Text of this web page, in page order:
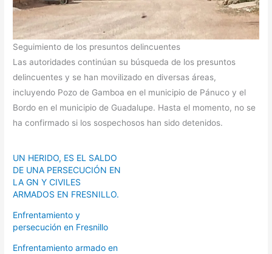
Seguimiento de los presuntos delincuentes
Las autoridades continúan su búsqueda de los presuntos
delincuentes y se han movilizado en diversas áreas,
incluyendo Pozo de Gamboa en el municipio de Pánuco y el
Bordo en el municipio de Guadalupe. Hasta el momento, no se
ha confirmado si los sospechosos han sido detenidos.
UN HERIDO, ES EL SALDO
DE UNA PERSECUCIÓN EN
LA GN Y CIVILES
ARMADOS EN FRESNILLO.
Enfrentamiento y
persecución en Fresnillo
Enfrentamiento armado en